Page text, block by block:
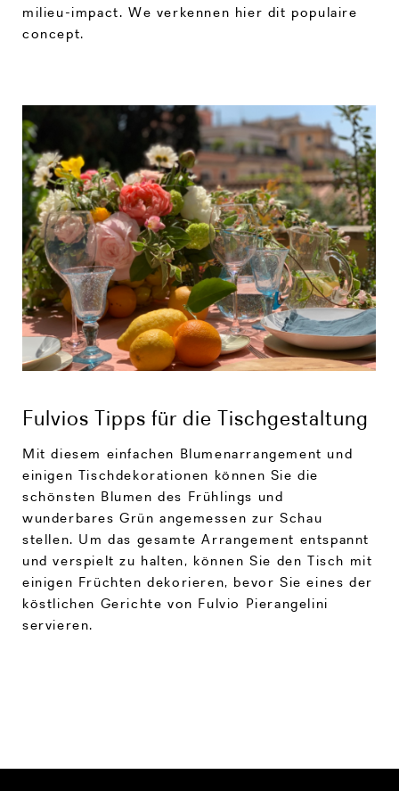
milieu-impact. We verkennen hier dit populaire
concept.
Fulvios Tipps für die Tischgestaltung
Mit diesem einfachen Blumenarrangement und
einigen Tischdekorationen können Sie die
schönsten Blumen des Frühlings und
wunderbares Grün angemessen zur Schau
stellen. Um das gesamte Arrangement entspannt
und verspielt zu halten, können Sie den Tisch mit
einigen Früchten dekorieren, bevor Sie eines der
köstlichen Gerichte von Fulvio Pierangelini
servieren.